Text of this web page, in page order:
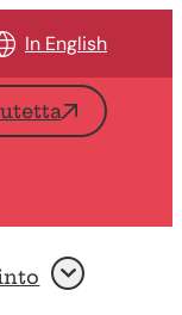
In English
Avaa